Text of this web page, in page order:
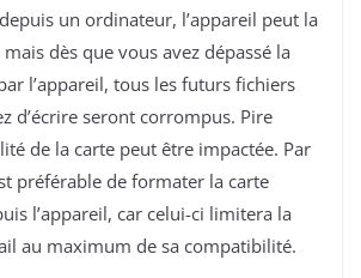
un ordinateur, l’appareil peut la
dès que vous avez dépassé la
l’appareil, tous les futurs fichiers
d’écrire seront corrompus. Pire
de la carte peut être impactée. Par
préférable de formater la carte
l’appareil, car celui-ci limitera la
au maximum de sa compatibilité.